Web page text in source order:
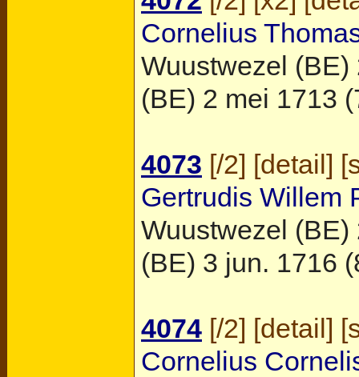
Cornelius
Wuustwezel (BE)
(BE) 2 mei 1713
4073 [/2] [detail] [
Gertrudis Willem
Wuustwezel (BE)
(BE) 3 jun. 1716
4074 [/2] [detail] [
Cornelius